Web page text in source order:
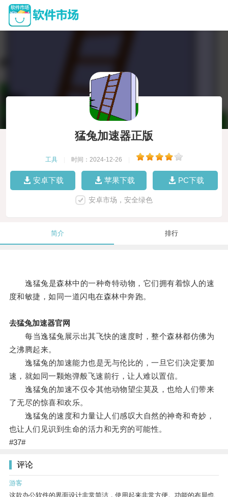
猛兔加速器正版
工具 时间：2024-12-26
安卓下载 苹果下载 PC下载
安卓市场，安全绿色
简介 排行
逸猛兔是森林中的一种奇特动物，它们拥有着惊人的速
度和敏捷，如同一道闪电在森林中奔跑。
去猛兔加速器官网
每当逸猛兔展示出其飞快的速度时，整个森林都仿佛为
之沸腾起来。
逸猛兔的加速能力也是无与伦比的，一旦它们决定要加
速，就如同一颗炮弹般飞速前行，让人难以置信。
逸猛兔的加速不仅令其他动物望尘莫及，也给人们带来
了无尽的惊喜和欢乐。
逸猛兔的速度和力量让人们感叹大自然的神奇和奇妙，
也让人们见识到生命的活力和无穷的可能性。
#37#
评论
游客
这款办公软件的界面设计非常简洁，使用起来非常方便。功能的布局也